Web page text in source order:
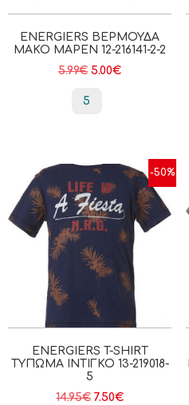
ENERGIERS ΒΕΡΜΟΎΔΑ
ΜΑΚΌ ΜΑΡΕΝ 12-216141-2-2
5.99€ 5.00€
5
-50%
ENERGIERS T-SHIRT
ΤΎΠΩΜΑ ΙΝΤΙΓΚΟ 13-219018-
5
14.95€ 7.50€